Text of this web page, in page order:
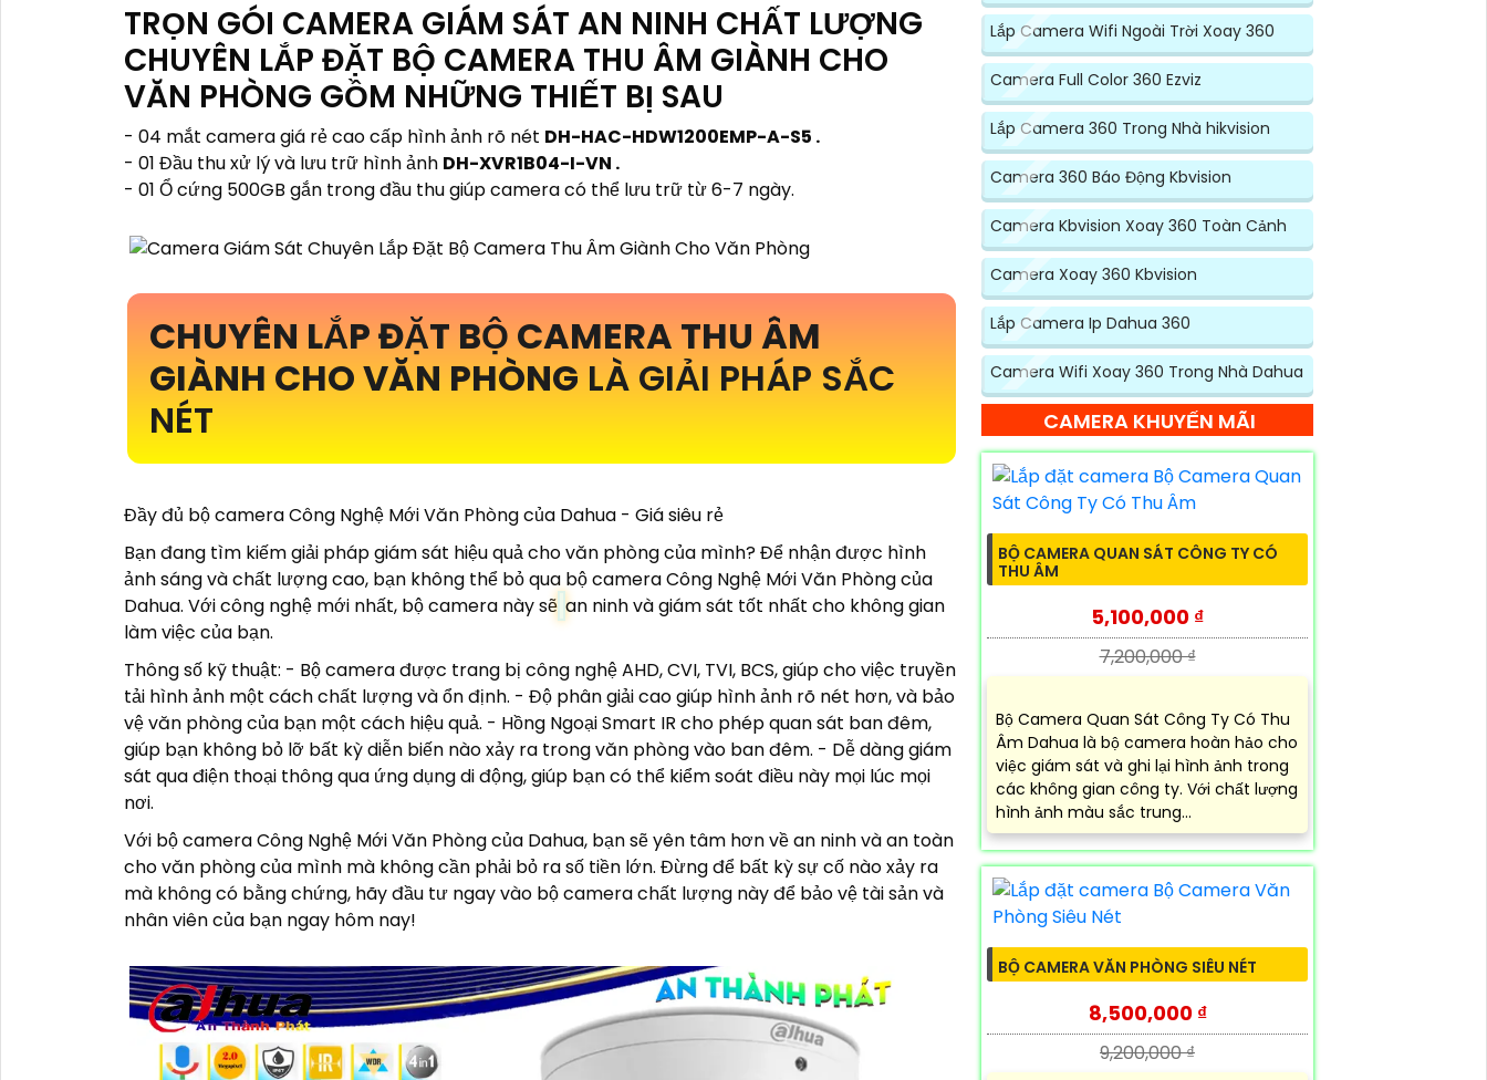
TRỌN GÓI CAMERA GIÁM SÁT AN NINH CHẤT LƯỢNG
CHUYÊN LẮP ĐẶT BỘ CAMERA THU ÂM GIÀNH CHO
VĂN PHÒNG GỒM NHỮNG THIẾT BỊ SAU
- 04 mắt camera giá rẻ cao cấp hình ảnh rõ nét DH-HAC-HDW1200EMP-A-S5 .
- 01 Đầu thu xử lý và lưu trữ hình ảnh DH-XVR1B04-I-VN .
- 01 Ổ cứng 500GB gắn trong đầu thu giúp camera có thể lưu trữ từ 6-7 ngày.
CHUYÊN LẮP ĐẶT BỘ CAMERA THU ÂM
GIÀNH CHO VĂN PHÒNG LÀ GIẢI PHÁP SẮC
NÉT
Đầy đủ bộ camera Công Nghệ Mới Văn Phòng của Dahua - Giá siêu rẻ
Bạn đang tìm kiếm giải pháp giám sát hiệu quả cho văn phòng của mình? Để nhận được hình
ảnh sáng và chất lượng cao, bạn không thể bỏ qua bộ camera Công Nghệ Mới Văn Phòng của
Dahua. Với công nghệ mới nhất, bộ camera này sẽ an ninh và giám sát tốt nhất cho không gian
làm việc của bạn.
Thông số kỹ thuật: - Bộ camera được trang bị công nghệ AHD, CVI, TVI, BCS, giúp cho việc truyền
tải hình ảnh một cách chất lượng và ổn định. - Độ phân giải cao giúp hình ảnh rõ nét hơn, và bảo
vệ văn phòng của bạn một cách hiệu quả. - Hồng Ngoại Smart IR cho phép quan sát ban đêm,
giúp bạn không bỏ lỡ bất kỳ diễn biến nào xảy ra trong văn phòng vào ban đêm. - Dễ dàng giám
sát qua điện thoại thông qua ứng dụng di động, giúp bạn có thể kiểm soát điều này mọi lúc mọi
nơi.
Với bộ camera Công Nghệ Mới Văn Phòng của Dahua, bạn sẽ yên tâm hơn về an ninh và an toàn
cho văn phòng của mình mà không cần phải bỏ ra số tiền lớn. Đừng để bất kỳ sự cố nào xảy ra
mà không có bằng chứng, hãy đầu tư ngay vào bộ camera chất lượng này để bảo vệ tài sản và
nhân viên của bạn ngay hôm nay!
Lắp Camera Wifi Ngoài Trời Xoay 360
Camera Full Color 360 Ezviz
Lắp Camera 360 Trong Nhà hikvision
Camera 360 Báo Động Kbvision
Camera Kbvision Xoay 360 Toàn Cảnh
Camera Xoay 360 Kbvision
Lắp Camera Ip Dahua 360
Camera Wifi Xoay 360 Trong Nhà Dahua
CAMERA KHUYẾN MÃI
BỘ CAMERA QUAN SÁT CÔNG TY CÓ
THU ÂM
5,100,000 ₫
7,200,000 ₫
Bộ Camera Quan Sát Công Ty Có Thu
Âm Dahua là bộ camera hoàn hảo cho
việc giám sát và ghi lại hình ảnh trong
các không gian công ty. Với chất lượng
hình ảnh màu sắc trung...
BỘ CAMERA VĂN PHÒNG SIÊU NÉT
8,500,000 ₫
9,200,000 ₫